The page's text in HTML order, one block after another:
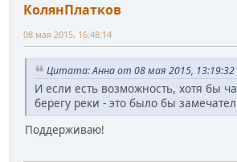
КолянПлатков
08 мая 2015, 16:48:14
Цитата: Анна от 08 мая 2015, 13:19:32
И если есть возможность, хотя бы
берегу реки - это было бы
Поддерживаю!